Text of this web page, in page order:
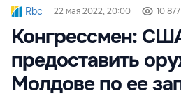
Rbc 22 мая 2022, 20:00 10 877
Конгрессмен:
предоставить
Молдове по ее